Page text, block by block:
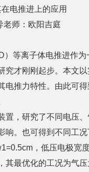
电推进上的应用
：欧阳吉庭
）等离子体电推进作
究才刚刚起步。本文
电推力特性。由此可
置，研究了不同电压
响。也可得到不同工
，低压电极宽
其最优化的工况为气